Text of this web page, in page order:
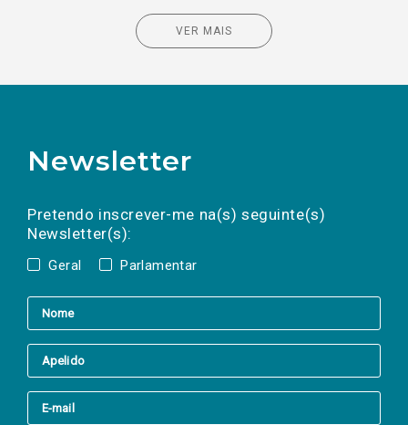
VER MAIS
Newsletter
Pretendo inscrever-me na(s) seguinte(s)
Newsletter(s):
Geral Parlamentar
a(s) newsletter(s).
mail